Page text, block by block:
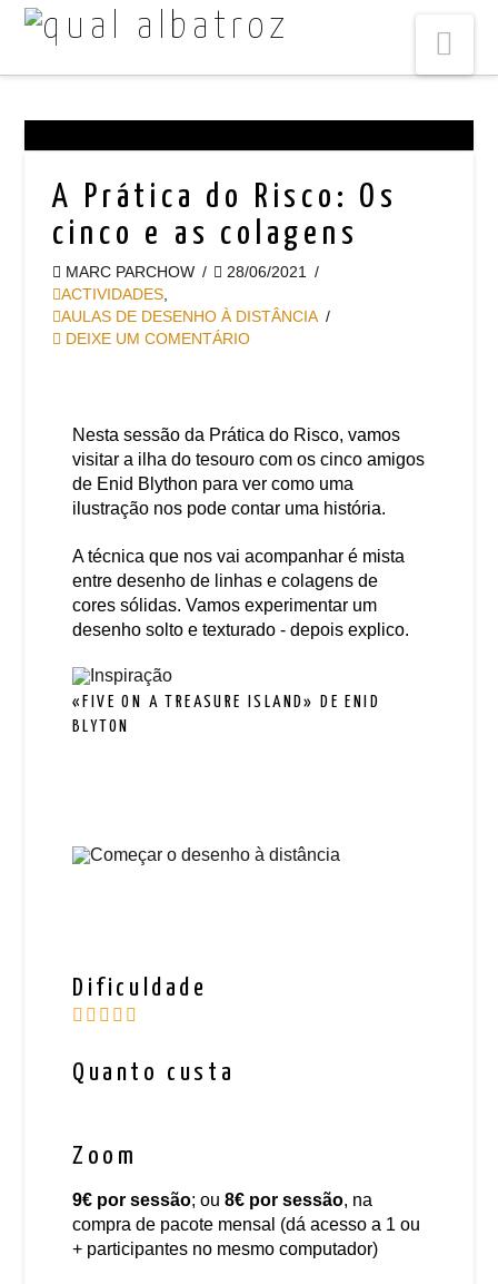
A Prática do Risco: Os
cinco e as colagens
MARC PARCHOW
28/06/2021
ACTIVIDADES
AULAS DE DESENHO À DISTÂNCIA
DEIXE UM COMENTÁRIO
Nesta sessão da Prática do Risco, vamos
visitar a ilha do tesouro com os cinco amigos
de Enid Blython para ver como uma
ilustração nos pode contar uma história.
A técnica que nos vai acompanhar é mista
entre desenho de linhas e colagens de
cores sólidas. Vamos experimentar um
desenho solto e texturado - depois explico.
«FIVE ON A TREASURE ISLAND» DE ENID
BLYTON
Dificuldade
Quanto custa
Zoom
9€ por sessão; ou8€ por sessão, na
compra de pacote mensal (dá acesso a 1 ou
+ participantes no mesmo computador)